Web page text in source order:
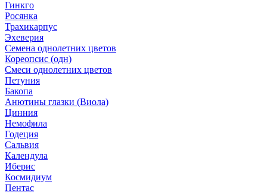
Гинкго
Росянка
Трахикарпус
Эхеверия
Семена однолетних цветов
Кореопсис (одн)
Смеси однолетних цветов
Петуния
Бакопа
Анютины глазки (Виола)
Цинния
Немофила
Годеция
Сальвия
Календула
Иберис
Космидиум
Пентас